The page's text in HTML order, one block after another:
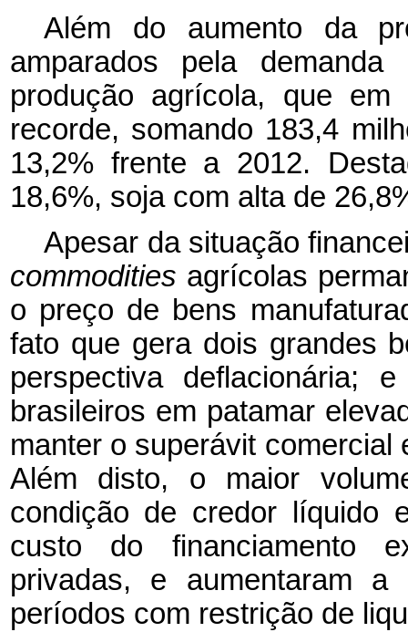
Além do aumento da
amparados pela
produção agrícola, que
recorde, somando 183,4
13,2% frente a 2012.
18,6%, soja com alta de
Apesar da situação
commodities agrícolas
o preço de bens
fato que gera dois grandes
perspectiva deflacionária;
brasileiros em patamar
manter o superávit
Além disto, o maior
condição de credor líquido
custo do financiamento
privadas, e aumentaram
períodos com restrição de